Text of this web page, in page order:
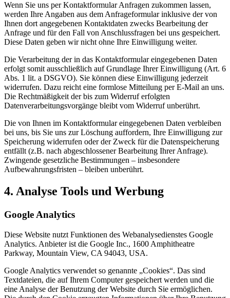
Wenn Sie uns per Kontaktformular Anfragen zukommen lassen,
werden Ihre Angaben aus dem Anfrageformular inklusive der von
Ihnen dort angegebenen Kontaktdaten zwecks Bearbeitung der
Anfrage und für den Fall von Anschlussfragen bei uns gespeichert.
Diese Daten geben wir nicht ohne Ihre Einwilligung weiter.
Die Verarbeitung der in das Kontaktformular eingegebenen Daten
erfolgt somit ausschließlich auf Grundlage Ihrer Einwilligung (Art. 6
Abs. 1 lit. a DSGVO). Sie können diese Einwilligung jederzeit
widerrufen. Dazu reicht eine formlose Mitteilung per E-Mail an uns.
Die Rechtmäßigkeit der bis zum Widerruf erfolgten
Datenverarbeitungsvorgänge bleibt vom Widerruf unberührt.
Die von Ihnen im Kontaktformular eingegebenen Daten verbleiben
bei uns, bis Sie uns zur Löschung auffordern, Ihre Einwilligung zur
Speicherung widerrufen oder der Zweck für die Datenspeicherung
entfällt (z.B. nach abgeschlossener Bearbeitung Ihrer Anfrage).
Zwingende gesetzliche Bestimmungen – insbesondere
Aufbewahrungsfristen – bleiben unberührt.
4. Analyse Tools und Werbung
Google Analytics
Diese Website nutzt Funktionen des Webanalysedienstes Google
Analytics. Anbieter ist die Google Inc., 1600 Amphitheatre
Parkway, Mountain View, CA 94043, USA.
Google Analytics verwendet so genannte „Cookies“. Das sind
Textdateien, die auf Ihrem Computer gespeichert werden und die
eine Analyse der Benutzung der Website durch Sie ermöglichen.